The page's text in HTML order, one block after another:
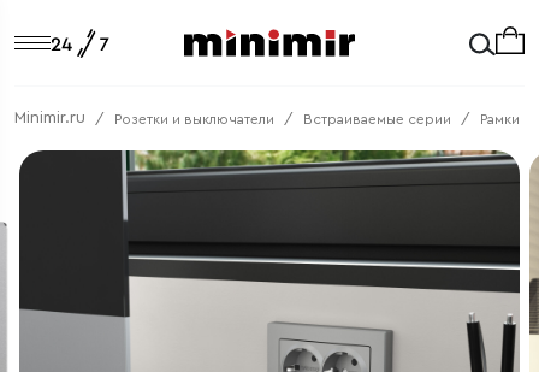
Minimir.ru Розетки и выключатели Встраиваемые серии Рамки